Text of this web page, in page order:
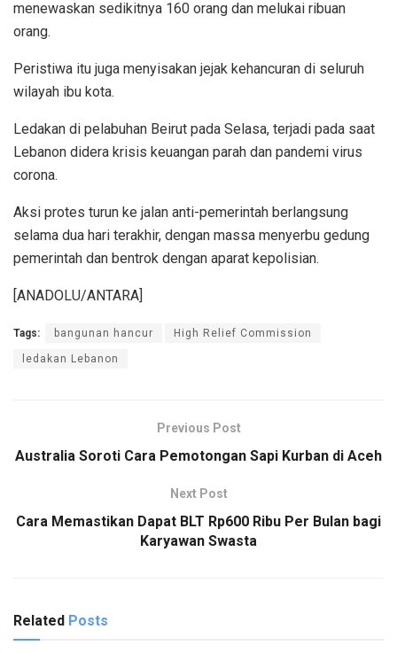
menewaskan sedikitnya 160 orang dan melukai ribuan
orang.
Peristiwa itu juga menyisakan jejak kehancuran di seluruh
wilayah ibu kota.
Ledakan di pelabuhan Beirut pada Selasa, terjadi pada saat
Lebanon didera krisis keuangan parah dan pandemi virus
corona.
Aksi protes turun ke jalan anti-pemerintah berlangsung
selama dua hari terakhir, dengan massa menyerbu gedung
pemerintah dan bentrok dengan aparat kepolisian.
[ANADOLU/ANTARA]
Tags: bangunan hancur High Relief Commission
ledakan Lebanon
Previous Post
Australia Soroti Cara Pemotongan Sapi Kurban di Aceh
Next Post
Cara Memastikan Dapat BLT Rp600 Ribu Per Bulan bagi
Karyawan Swasta
Related Posts